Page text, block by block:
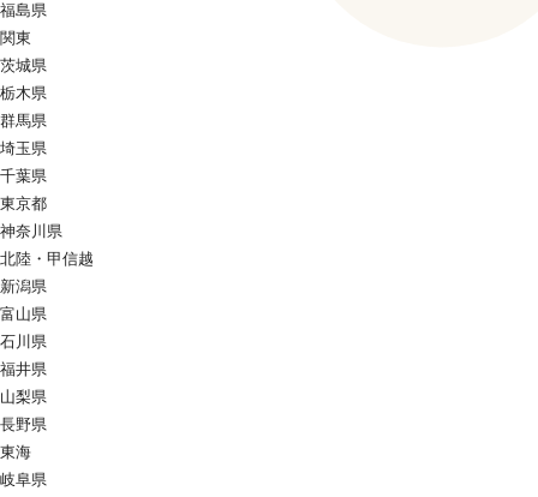
福島県
関東
茨城県
栃木県
群馬県
埼玉県
千葉県
東京都
神奈川県
北陸・甲信越
新潟県
富山県
石川県
福井県
山梨県
長野県
東海
岐阜県